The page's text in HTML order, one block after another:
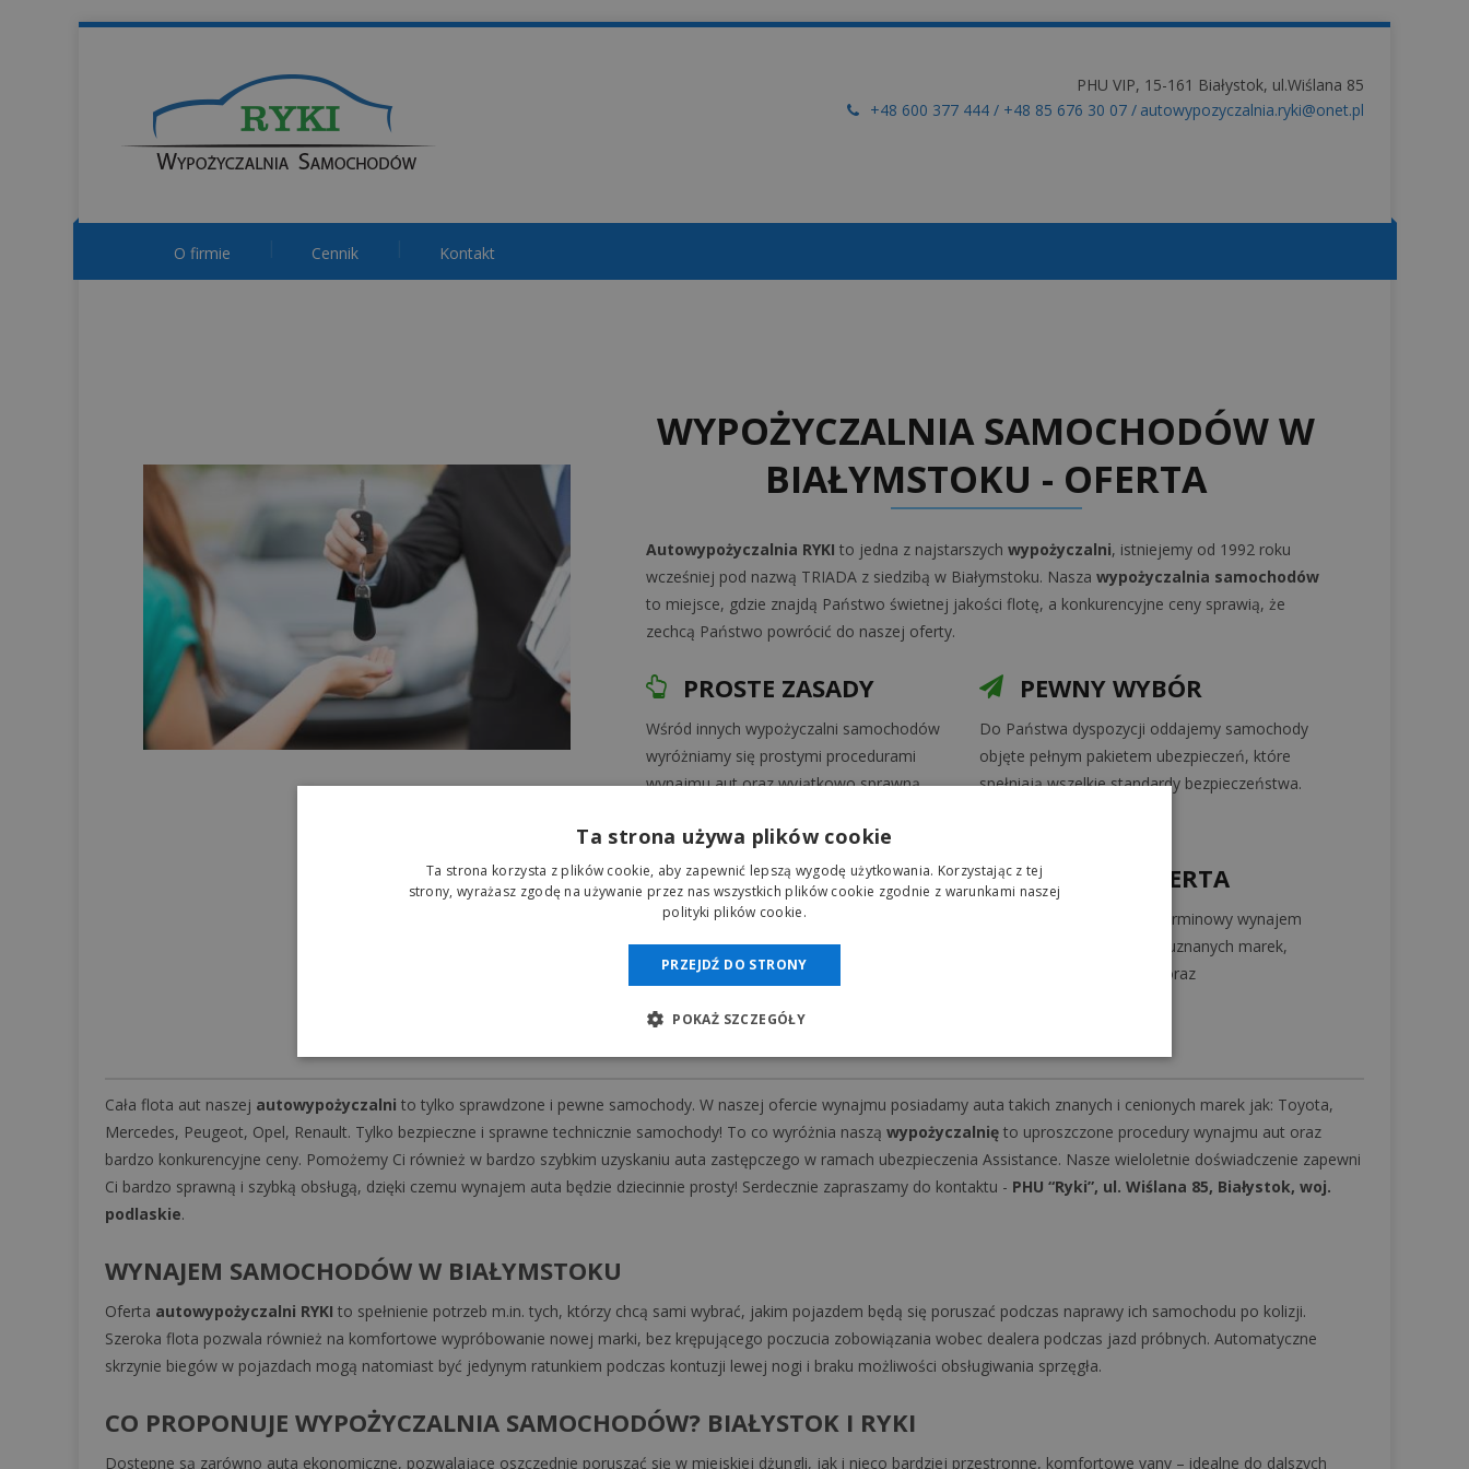
PHU VIP, 15-161 Białystok, ul.Wiślana 85
+48 600 377 444 / +48 85 676 30 07 / autowypozyczalnia.ryki@onet.pl
O firmie Cennik Kontakt
WYPOŻYCZALNIA SAMOCHODÓW W
BIAŁYMSTOKU - OFERTA
Autowypożyczalnia RYKI to jedna z najstarszychwypożyczalni, istniejemy od 1992 roku
wcześniej pod nazwą TRIADA z siedzibą w Białymstoku. Naszawypożyczalnia samochodów
to miejsce, gdzie znajdą Państwo świetnej jakości flotę, a konkurencyjne ceny sprawią, że
zechcą Państwo powrócić do naszej oferty.
PROSTE ZASADY
Wśród innych wypożyczalni samochodów
wyróżniamy się prostymi procedurami
wynajmu aut oraz wyjątkowo sprawną
PEWNY WYBÓR
Do Państwa dyspozycji oddajemy samochody
objęte pełnym pakietem ubezpieczeń, które
spełniają wszelkie standardy bezpieczeństwa.
AUTA WYSOKIEJ KLASY
Flota naszej wypożyczalni to wysokiej klasy
samochody z bogatym wyposażeniem
zarówno z manualną jak i automatyczną
SZEROKA OFERTA
Oferujemy krótko i długoterminowy wynajem
samochodów osobowych uznanych marek,
także siedmioosobowych oraz
Cała flota aut naszej autowypożyczalni to tylko sprawdzone i pewne samochody. W naszej ofercie wynajmu posiadamy auta takich znanych i cenionych marek jak: Toyota,
Mercedes, Peugeot, Opel, Renault. Tylko bezpieczne i sprawne technicznie samochody! To co wyróżnia naszą wypożyczalnię to uproszczone procedury wynajmu aut oraz
bardzo konkurencyjne ceny. Pomożemy Ci również w bardzo szybkim uzyskaniu auta zastępczego w ramach ubezpieczenia Assistance. Nasze wieloletnie doświadczenie zapewni
Ci bardzo sprawną i szybką obsługą, dzięki czemu wynajem auta będzie dziecinnie prosty! Serdecznie zapraszamy do kontaktu - PHU “Ryki”, ul. Wiślana 85, Białystok, woj.
podlaskie.
WYNAJEM SAMOCHODÓW W BIAŁYMSTOKU
Oferta autowypożyczalni RYKI to spełnienie potrzeb m.in. tych, którzy chcą sami wybrać, jakim pojazdem będą się poruszać podczas naprawy ich samochodu po kolizji.
Szeroka flota pozwala również na komfortowe wypróbowanie nowej marki, bez krępującego poczucia zobowiązania wobec dealera podczas jazd próbnych. Automatyczne
skrzynie biegów w pojazdach mogą natomiast być jedynym ratunkiem podczas kontuzji lewej nogi i braku możliwości obsługiwania sprzęgła.
CO PROPONUJE WYPOŻYCZALNIA SAMOCHODÓW? BIAŁYSTOK I RYKI
Dostępne są zarówno auta ekonomiczne, pozwalające oszczędnie poruszać się w miejskiej dżungli, jak i nieco bardziej przestronne, komfortowe vany – idealne do dalszych
Ta strona używa plików cookie
Ta strona korzysta z plików cookie, aby zapewnić lepszą wygodę użytkowania. Korzystając z tej
strony, wyrażasz zgodę na używanie przez nas wszystkich plików cookie zgodnie z warunkami naszej
polityki plików cookie.
PRZEJDŹ DO STRONY
POKAŻ SZCZEGÓŁY